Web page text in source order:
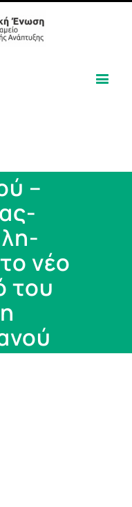
–
νέο
του